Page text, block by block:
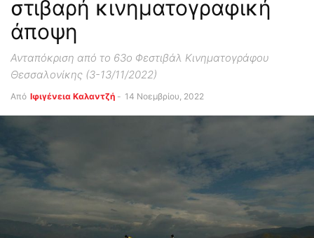
στιβαρή κινηματογραφική
άποψη
Ανταπόκριση από το 63ο Φεστιβάλ Κινηματογράφου
Θεσσαλονίκης (3-13/11/2022)
Από Ιφιγένεια Καλαντζή - 14 Νοεμβρίου, 2022